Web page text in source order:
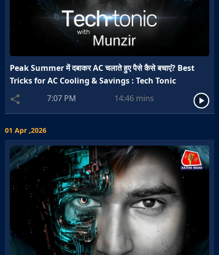
Peak Summer में दबाकर AC चलाते हुए पैसे कैसे बचाएं? Best
Tricks for AC Cooling & Savings : Tech Tonic
7:07 PM
14:46 mins
01 Apr ,2026